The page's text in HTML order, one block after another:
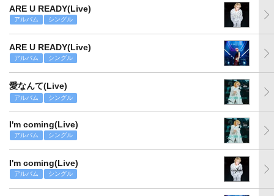
ARE U READY(Live)
アルバム シングル
ARE U READY(Live)
アルバム シングル
愛なんて(Live)
アルバム シングル
I'm coming(Live)
アルバム シングル
I'm coming(Live)
アルバム シングル